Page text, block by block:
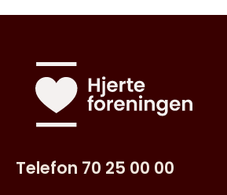
Telefon 70 25 00 00